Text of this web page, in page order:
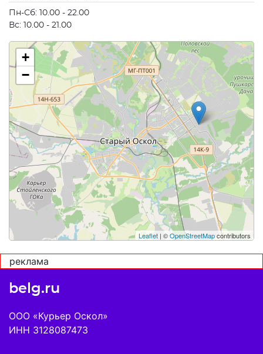
Пн-Сб: 10.00 - 22.00
Вс: 10.00 - 21.00
+
−
Leaflet | ©OpenStreetMapcontributors
реклама
belg.ru
ООО «Курьер Оскол»
ИНН 3128087473